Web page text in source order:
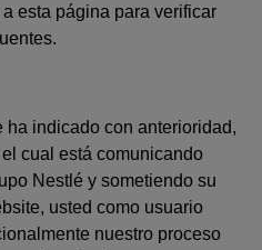
esta página para verificar
ha indicado con anterioridad,
cual está comunicando
Nestlé y sometiendo su
usted como usuario
nuestro proceso